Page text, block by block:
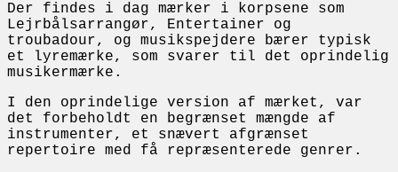
Der findes i dag mærker i korpsene som
Lejrbålsarrangør, Entertainer og
troubadour, og musikspejdere bærer typisk
et lyremærke, som svarer til det oprindelig
musikermærke.
I den oprindelige version af mærket, var
det forbeholdt en begrænset mængde af
instrumenter, et snævert afgrænset
repertoire med få repræsenterede genrer.